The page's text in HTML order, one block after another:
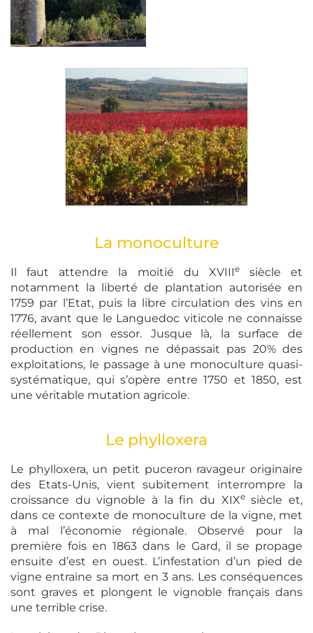
La monoculture
Il faut attendre la moitié du XVIIIesiècle et
notamment la liberté de plantation autorisée en
1759 par l’Etat, puis la libre circulation des vins en
1776, avant que le Languedoc viticole ne connaisse
réellement son essor. Jusque là, la surface de
production en vignes ne dépassait pas 20% des
exploitations, le passage à une monoculture quasi-
systématique, qui s’opère entre 1750 et 1850, est
une véritable mutation agricole.
Le phylloxera
Le phylloxera, un petit puceron ravageur originaire
des Etats-Unis, vient subitement interrompre la
croissance du vignoble à la fin du XIXesiècle et,
dans ce contexte de monoculture de la vigne, met
à mal l’économie régionale. Observé pour la
première fois en 1863 dans le Gard, il se propage
ensuite d’est en ouest. L’infestation d’un pied de
vigne entraine sa mort en 3 ans. Les conséquences
sont graves et plongent le vignoble français dans
une terrible crise.